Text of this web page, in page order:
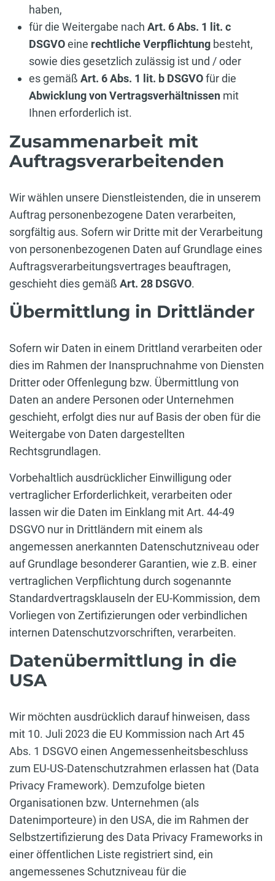
haben,
für die Weitergabe nach Art. 6 Abs. 1 lit. c
DSGVOeine rechtliche Verpflichtung besteht,
sowie dies gesetzlich zulässig ist und / oder
es gemäß Art. 6 Abs. 1 lit. b DSGVOfür die
Abwicklung von Vertragsverhältnissen mit
Ihnen erforderlich ist.
Zusammenarbeit mit
Auftragsverarbeitenden
Wir wählen unsere Dienstleistenden, die in unserem
Auftrag personenbezogene Daten verarbeiten,
sorgfältig aus. Sofern wir Dritte mit der Verarbeitung
von personenbezogenen Daten auf Grundlage eines
Auftragsverarbeitungsvertrages beauftragen,
geschieht dies gemäß Art. 28 DSGVO.
Übermittlung in Drittländer
Sofern wir Daten in einem Drittland verarbeiten oder
dies im Rahmen der Inanspruchnahme von Diensten
Dritter oder Offenlegung bzw. Übermittlung von
Daten an andere Personen oder Unternehmen
geschieht, erfolgt dies nur auf Basis der oben für die
Weitergabe von Daten dargestellten
Rechtsgrundlagen.
Vorbehaltlich ausdrücklicher Einwilligung oder
vertraglicher Erforderlichkeit, verarbeiten oder
lassen wir die Daten im Einklang mit Art. 44-49
DSGVO nur in Drittländern mit einem als
angemessen anerkannten Datenschutzniveau oder
auf Grundlage besonderer Garantien, wie z.B. einer
vertraglichen Verpflichtung durch sogenannte
Standardvertragsklauseln der EU-Kommission, dem
Vorliegen von Zertifizierungen oder verbindlichen
internen Datenschutzvorschriften, verarbeiten.
Datenübermittlung in die
USA
Wir möchten ausdrücklich darauf hinweisen, dass
mit 10. Juli 2023 die EU Kommission nach Art 45
Abs. 1 DSGVO einen Angemessenheitsbeschluss
zum EU-US-Datenschutzrahmen erlassen hat (Data
Privacy Framework). Demzufolge bieten
Organisationen bzw. Unternehmen (als
Datenimporteure) in den USA, die im Rahmen der
Selbstzertifizierung des Data Privacy Frameworks in
einer öffentlichen Liste registriert sind, ein
angemessenes Schutzniveau für die